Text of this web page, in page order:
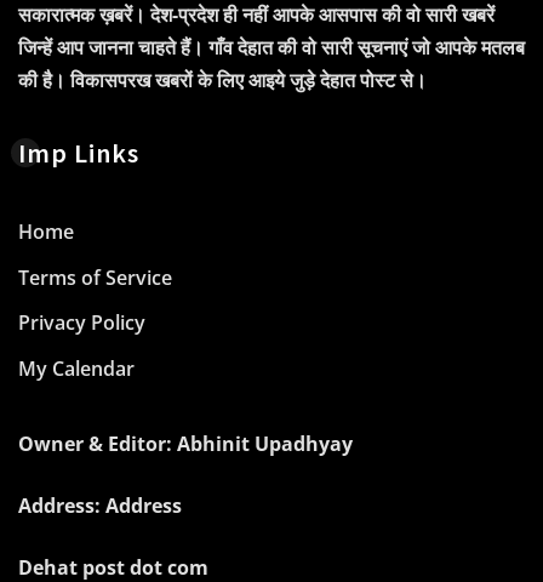
सकारात्मक ख़बरें। देश-प्रदेश ही नहीं आपके आसपास की वो सारी खबरें
जिन्हें आप जानना चाहते हैं। गाँव देहात की वो सारी सूचनाएं जो आपके मतलब
की है। विकासपरख खबरों के लिए आइये जुड़े देहात पोस्ट से।
Imp Links
Home
Terms of Service
Privacy Policy
My Calendar
Owner & Editor: Abhinit Upadhyay
Address: Address
Dehat post dot com